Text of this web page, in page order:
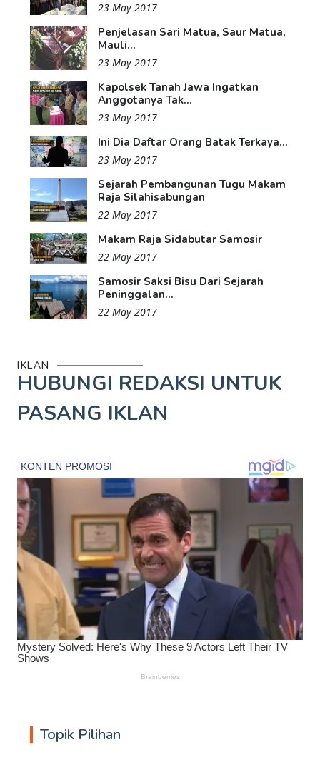
23 May 2017
Penjelasan Sari Matua, Saur Matua,
Mauli...
23 May 2017
Kapolsek Tanah Jawa Ingatkan
Anggotanya Tak...
23 May 2017
Ini Dia Daftar Orang Batak Terkaya...
23 May 2017
Sejarah Pembangunan Tugu Makam
Raja Silahisabungan
22 May 2017
Makam Raja Sidabutar Samosir
22 May 2017
Samosir Saksi Bisu Dari Sejarah
Peninggalan...
22 May 2017
IKLAN
HUBUNGI REDAKSI UNTUK
PASANG IKLAN
Topik Pilihan